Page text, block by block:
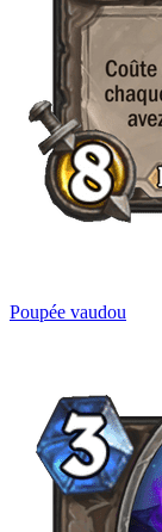
Poupée vaudou